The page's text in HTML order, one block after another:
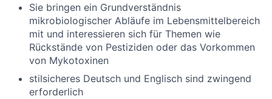
Sie bringen ein Grundverständnis
mikrobiologischer Abläufe im Lebensmittelbereich
mit und interessieren sich für Themen wie
Rückstände von Pestiziden oder das Vorkommen
von Mykotoxinen
stilsicheres Deutsch und Englisch sind zwingend
erforderlich